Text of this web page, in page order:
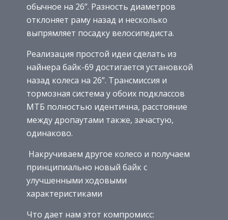
обычное на 26”. Разность диаметров
отклоняет раму назад и несколько
выпрямляет посадку велосипедиста.
Реализация простой идеи сделать из
найнера байк-69 достигается установкой
назад колеса на 26”. Трансмиссия и
тормозная система у обоих подклассов
МТБ полностью идентична, расстояние
между дропаутами также, зачастую,
одинаково.
Накручиваем другое колесо и получаем
принципиально новый байк с
улучшенными ходовыми
характеристиками
Что дает нам этот компромисс: